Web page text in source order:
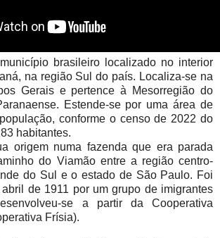
brasileiro localizado no interior
na região Sul do país. Localiza-se na
Gerais e pertence à Mesorregião do
Estende-se por uma área de
conforme o censo de 2022 do
habitantes.
origem numa fazenda que era parada
do Viamão entre a região centro-
do Sul e o estado de São Paulo. Foi
de 1911 por um grupo de imigrantes
se a partir da Cooperativa
Frísia).